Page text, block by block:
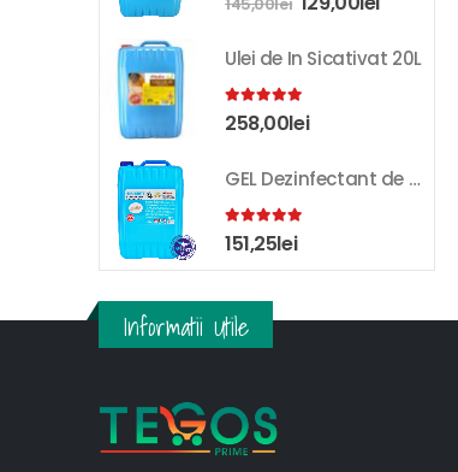
Ulei de In Sicativat 20L
5.00out of 5
258,00lei
GEL Dezinfectant de Maini K-SEPT 10L
5.00out of 5
151,25lei
Informatii Utile